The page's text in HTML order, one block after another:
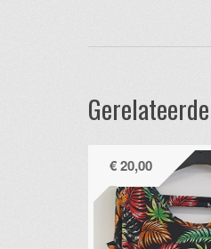
€20,00